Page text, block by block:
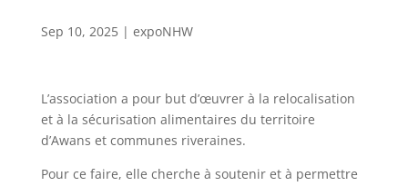
Sep 10, 2025| expoNHW
L’association a pour but d’œuvrer à la relocalisation
et à la sécurisation alimentaires du territoire
d’Awans et communes riveraines.
Pour ce faire, elle cherche à soutenir et à permettre